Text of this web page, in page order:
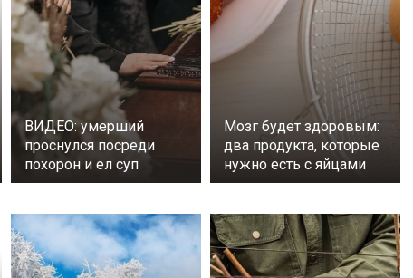
ВИДЕО: умерший
проснулся посреди
похорон и ел суп
Мозг будет здоровым:
два продукта, которые
нужно есть с яйцами